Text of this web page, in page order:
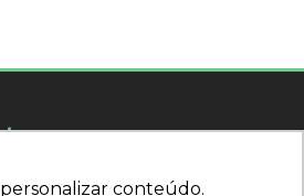
conteúdo.
conteúdo.
sociales